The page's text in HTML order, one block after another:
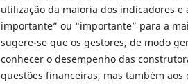
utilização da maioria dos indicadores
importante” ou “importante” para a
sugere-se que os gestores, de modo
conhecer o desempenho das
questões financeiras, mas também aos